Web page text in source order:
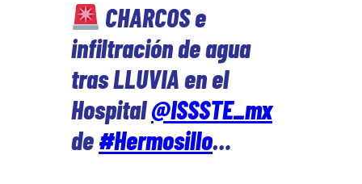
CHARCOS e
infiltración de agua
tras LLUVIA en el
Hospital@ISSSTE_mx
de#Hermosillo…